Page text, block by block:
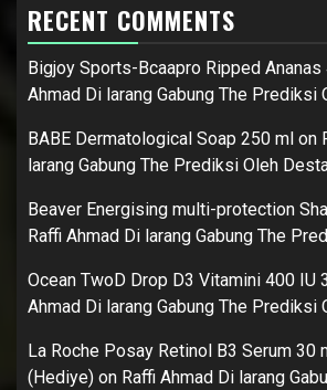
RECENT COMMENTS
Bigjoy Sports-Bcaapro Ripped Ananas
Ahmad Di larang Gabung The Prediksi
BABE Dermatological Soap 250 ml on
larang Gabung The Prediksi Oleh
Beaver Energising multi-protection
Raffi Ahmad Di larang Gabung The
Ocean TwoD Drop D3 Vitamini 400 IU
Ahmad Di larang Gabung The Prediksi
La Roche Posay Retinol B3 Serum 30
(Hediye) on Raffi Ahmad Di larang